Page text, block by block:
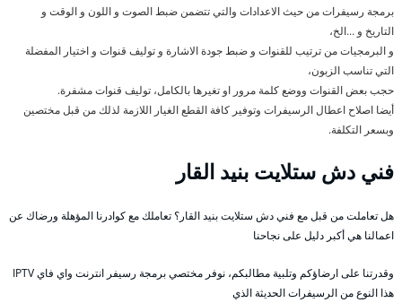
برمجة رسيفرات من حيث الاعدادات والتي تتضمن ضبط الصوت و اللون و الوقت و
التاريخ و …الخ،
و البرمجيات من ترتيب للقنوات و ضبط جودة الاشارة و توليف قنوات و اختيار المفضلة
التي تناسب الزبون،
حجب بعض القنوات ووضع كلمة مرور او تغيرها بالكامل، توليف قنوات مشفرة.
أيضا اصلاح اعطال الرسيفرات وتوفير كافة القطع الغيار اللازمة لذلك من قبل مختصين
وبسعر التكلفة.
فني دش ستلايت بنيد القار
هل تعاملت من قبل مع فني دش ستلايت بنيد القار؟ تعاملك مع كوادرنا المؤهلة ورضاك عن
اعمالنا هي أكبر دليل على نجاحنا
وقدرتنا على ارضاؤكم وتلبية مطالبكم، نوفر مختصي برمجة رسيفر انترنت واي فاي IPTV
هذا النوع من الرسيفرات الحديثة الذي